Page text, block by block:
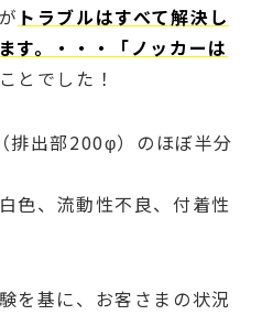
トラブルはすべて解決し
す。・・・「ノッカーは
とでした！
排出部200φ）のほぼ半分
色、流動性不良、付着性
を基に、お客さまの状況